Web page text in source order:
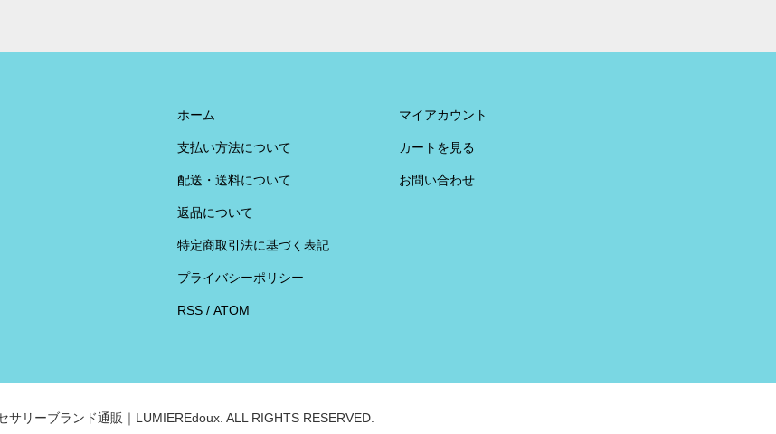
ホーム
支払い方法について
配送・送料について
返品について
特定商取引法に基づく表記
プライバシーポリシー
RSS/ ATOM
マイアカウント
カートを見る
お問い合わせ
サリーブランド通販｜LUMIEREdoux. ALL RIGHTS RESERVED.